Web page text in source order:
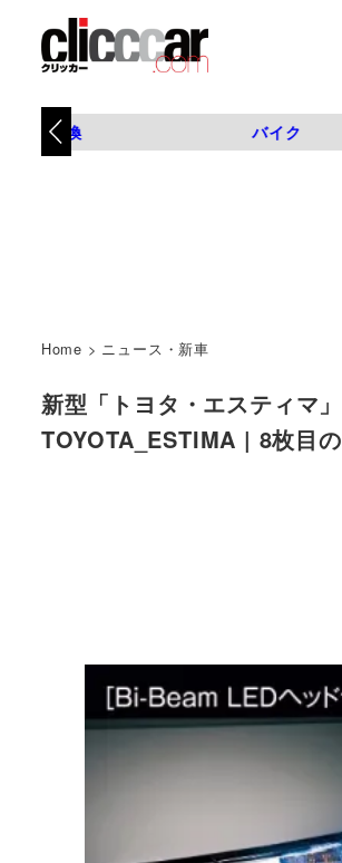
タイヤ交換 バイク
Home > ニュース・新車
新型「トヨタ・エスティマ
TOYOTA_ESTIMA | 8枚目の